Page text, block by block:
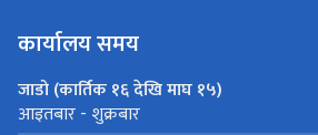
कार्यालय समय
जाडो (कार्तिक १६ देखि माघ १५)
आइतबार - शुक्रबार